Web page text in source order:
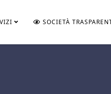
SOCIETÀ